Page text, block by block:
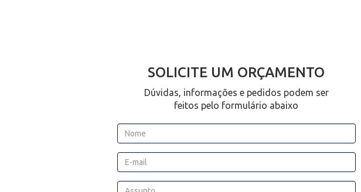
SOLICITE UM ORÇAMENTO
Dúvidas, informações e pedidos podem ser
feitos pelo formulário abaixo